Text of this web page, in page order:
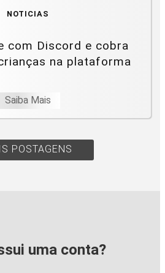
NOTICIAS
com Discord e cobra
na plataforma
Saiba Mais
POSTAGENS
uma conta?